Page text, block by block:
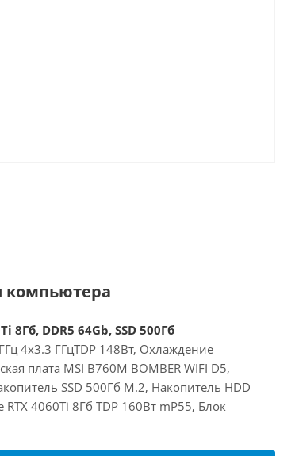
компьютера
8Гб, DDR5 64Gb, SSD 500Гб
4x3.3 ГГцTDP 148Вт, Охлаждение
плата MSI B760M BOMBER WIFI D5,
SSD 500Гб M.2, Накопитель HDD
RTX 4060Ti 8Гб TDP 160Вт mP55, Блок